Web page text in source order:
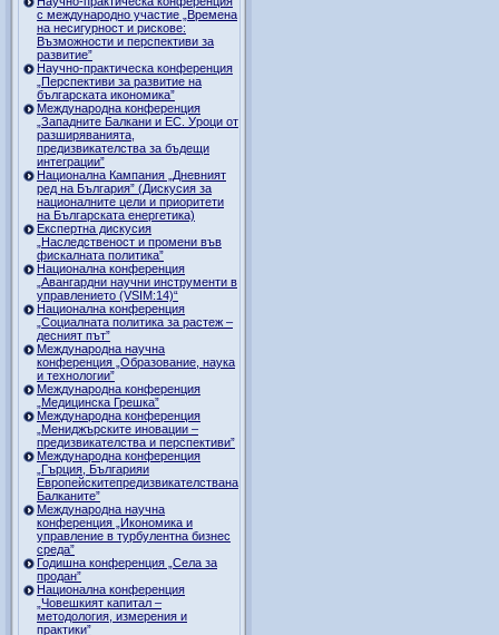
с международно участие „Времена
на несигурност и рискове:
Възможности и перспективи за
развитие”
Научно-практическа конференция
„Перспективи за развитие на
българската икономика”
Международна конференция
„Западните Балкани и ЕС. Уроци от
разширяванията,
предизвикателства за бъдещи
интеграции”
Национална Кампания „Дневният
ред на България” (Дискусия за
националните цели и приоритети
на Българската енергетика)
Експертна дискусия
„Наследственост и промени във
фискалната политика”
Национална конференция
„Авангардни научни инструменти в
управлението (VSIM:14)“
Национална конференция
„Социалната политика за растеж –
десният път”
Международна научна
конференция „Образование, наука
и технологии”
Международна конференция
„Медицинска Грешка”
Международна конференция
„Мениджърските иновации –
предизвикателства и перспективи”
Международна конференция
„Гърция, Българияи
Европейскитепредизвикателствана
Балканите”
Международна научна
конференция „Икономика и
управление в турбулентна бизнес
среда”
Годишна конференция „Селa за
продан”
Национална конференция
„Човешкият капитал –
методология, измерения и
практики”